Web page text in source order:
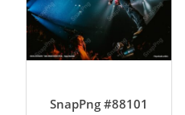
SnapPng #88101